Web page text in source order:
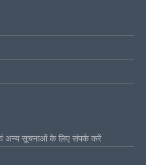
अन्य सूचनाओं के लिए संपर्क करें